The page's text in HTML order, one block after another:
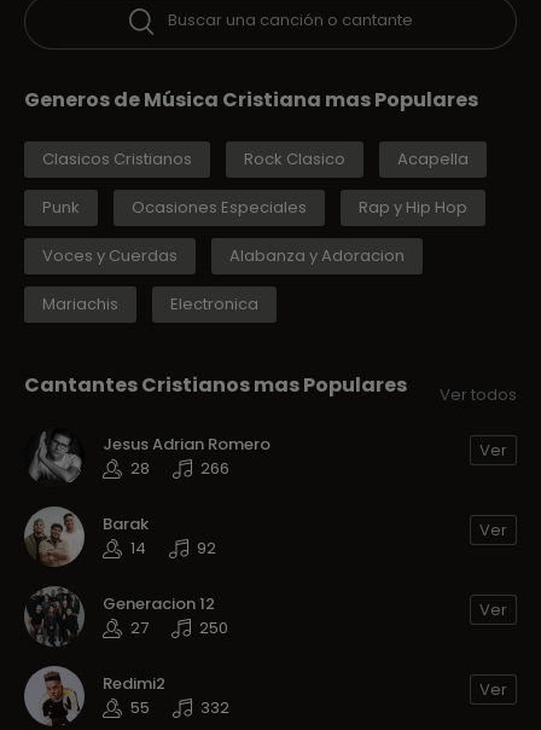
Buscar una canción o cantante
Generos de Música Cristiana mas Populares
Clasicos Cristianos Rock Clasico Acapella
Punk Ocasiones Especiales Rap y Hip Hop
Voces y Cuerdas Alabanza y Adoracion
Mariachis Electronica
Cantantes Cristianos mas Populares Ver todos
Jesus Adrian Romero
28
266
Ver
Barak
14
92
Ver
Generacion 12
27
250
Ver
Redimi2
55
332
Ver